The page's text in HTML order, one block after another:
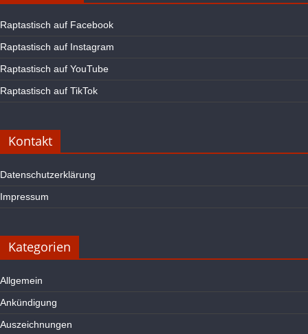
Raptastisch auf Facebook
Raptastisch auf Instagram
Raptastisch auf YouTube
Raptastisch auf TikTok
Kontakt
Datenschutzerklärung
Impressum
Kategorien
Allgemein
Ankündigung
Auszeichnungen